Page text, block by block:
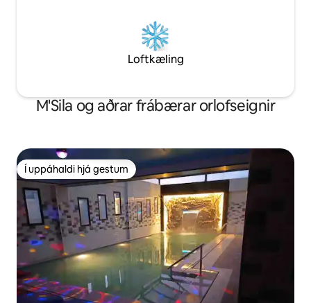
Loftkæling
M'Sila og aðrar frábærar orlofseignir
Í uppáhaldi hjá gestum
Í uppáhaldi hjá gestum